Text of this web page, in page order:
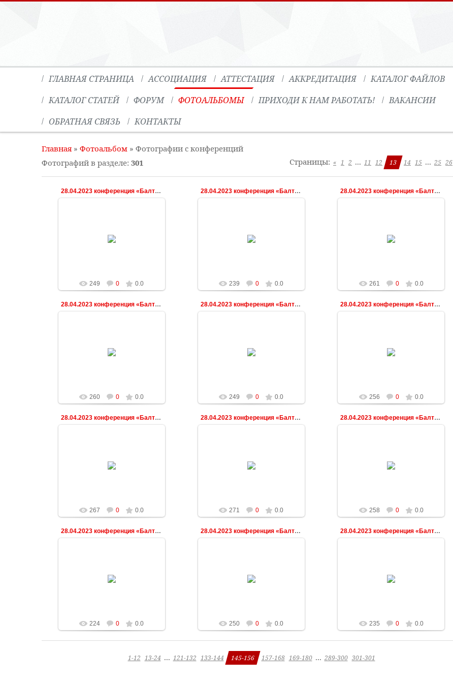
ГЛАВНАЯ СТРАНИЦА АССОЦИАЦИЯ АТТЕСТАЦИЯ АККРЕДИТАЦИЯ
КАТАЛОГ ФАЙЛОВ
КАТАЛОГ СТАТЕЙ
ФОРУМ ФОТОАЛЬБОМЫ ПРИХОДИ К НАМ РАБОТАТЬ!
ВАКАНСИИ
ОБРАТНАЯ СВЯЗЬ
КОНТАКТЫ
Главная» Фотоальбом » Фотографии с конференций
Фотографий в разделе: 301 Страницы: « 1 2 ... 11 12 13 14 15 ... 25 26
28.04.2023 конференция «Балтийская весна»
249 0 0.0
28.04.2023 конференция «Балтийская весна»
239 0 0.0
28.04.2023 конференция «Балтийская весна»
261 0 0.0
28.04.2023 конференция «Балтийская весна»
260 0 0.0
28.04.2023 конференция «Балтийская весна»
249 0 0.0
28.04.2023 конференция «Балтийская весна»
256 0 0.0
28.04.2023 конференция «Балтийская весна»
267 0 0.0
28.04.2023 конференция «Балтийская весна»
271 0 0.0
28.04.2023 конференция «Балтийская весна»
258 0 0.0
28.04.2023 конференция «Балтийская весна»
224 0 0.0
28.04.2023 конференция «Балтийская весна»
250 0 0.0
28.04.2023 конференция «Балтийская весна»
235 0 0.0
1-12 13-24 ... 121-132 133-144 145-156 157-168 169-180 ... 289-300 301-301